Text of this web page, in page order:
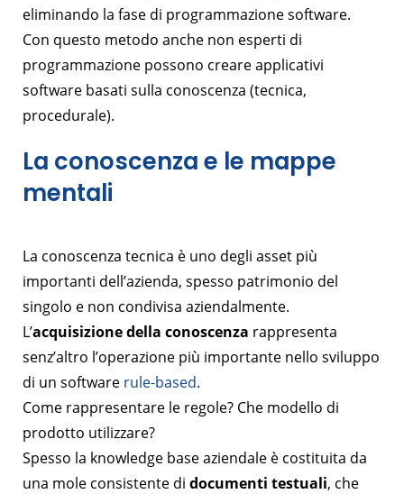
eliminando la fase di programmazione software.
Con questo metodo anche non esperti di
programmazione possono creare applicativi
software basati sulla conoscenza (tecnica,
procedurale).
La conoscenza e le mappe
mentali
La conoscenza tecnica è uno degli asset più
importanti dell’azienda, spesso patrimonio del
singolo e non condivisa aziendalmente.
L’acquisizione della conoscenza rappresenta
senz’altro l’operazione più importante nello sviluppo
di un software rule-based.
Come rappresentare le regole? Che modello di
prodotto utilizzare?
Spesso la knowledge base aziendale è costituita da
una mole consistente di documenti testuali, che